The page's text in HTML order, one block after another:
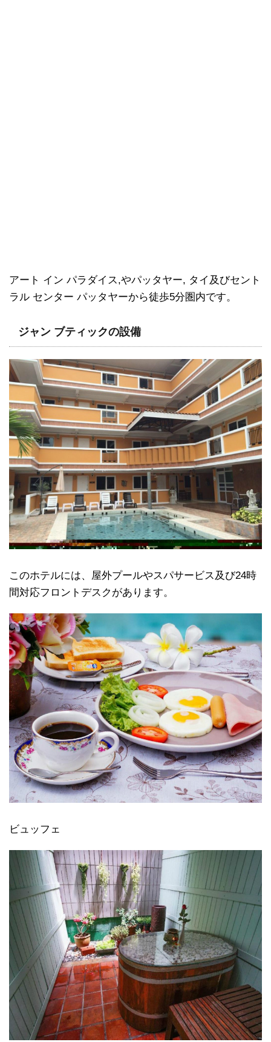
アート イン パラダイス,やパッタヤー, タイ及びセント
ラル センター パッタヤーから徒歩5分圏内です。
ジャン ブティックの設備
このホテルには、屋外プールやスパサービス及び24時
間対応フロントデスクがあります。
ビュッフェ